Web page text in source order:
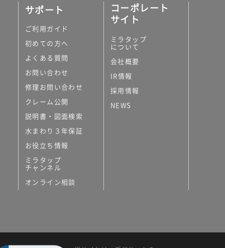
サポート
ご利用ガイド
初めての方へ
よくある質問
お問い合わせ
修理お問い合わせ
クレーム公開
説明書・図面検索
水まわり３年保証
お役立ち情報
ミラタップ
チャンネル
オンライン相談
コーポレート
サイト
ミラタップ
について
会社概要
IR情報
採用情報
NEWS